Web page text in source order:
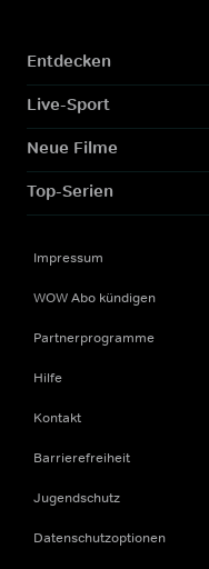
Entdecken
Live-Sport
Neue Filme
Top-Serien
Impressum
WOW Abo kündigen
Partnerprogramme
Hilfe
Kontakt
Barrierefreiheit
Jugendschutz
Datenschutzoptionen